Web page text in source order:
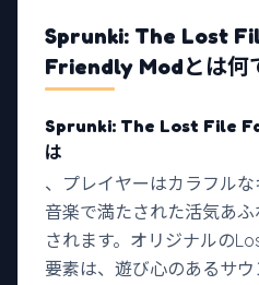
Sprunki: The Lost
Friendly Modとは何
Sprunki: The Lost File
は
、プレイヤーはカラフル
音楽で満たされた活気あ
されます。オリジナルの
要素は、遊び心のあるサ